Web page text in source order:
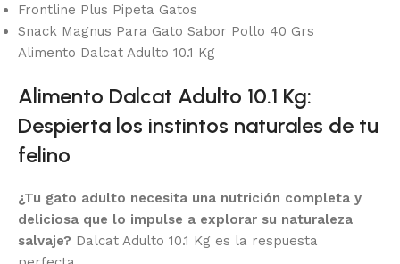
Frontline Plus Pipeta Gatos
Snack Magnus Para Gato Sabor Pollo 40 Grs
Alimento Dalcat Adulto 10.1 Kg
Alimento Dalcat Adulto 10.1 Kg:
Despierta los instintos naturales de tu
felino
¿Tu gato adulto necesita una nutrición completa y
deliciosa que lo impulse a explorar su naturaleza
salvaje? Dalcat Adulto 10.1 Kg es la respuesta